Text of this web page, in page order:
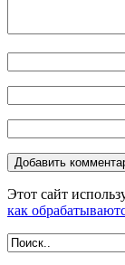
Этот сайт
как